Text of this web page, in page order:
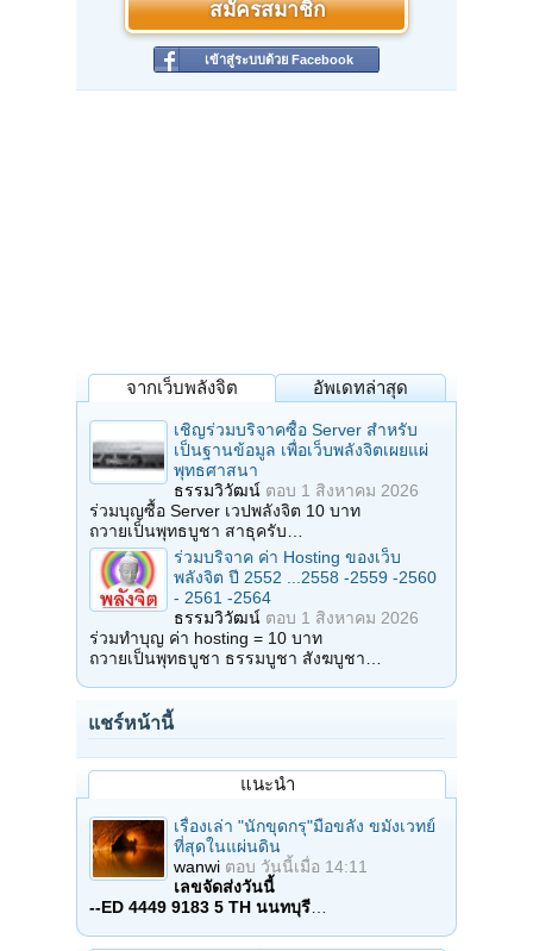
สมัครสมาชิก
เข้าสู่ระบบด้วย Facebook
จากเว็บพลังจิต อัพเดทล่าสุด
เชิญร่วมบริจาคซื้อ Server สำหรับ
เป็นฐานข้อมูล เพื่อเว็บพลังจิตเผยแผ่
พุทธศาสนา
ธรรมวิวัฒน์ ตอบ 1 สิงหาคม 2026
ร่วมบุญซื้อ Server เวปพลังจิต 10 บาท
ถวายเป็นพุทธบูชา สาธุครับ…
ร่วมบริจาค ค่า Hosting ของเว็บ
พลังจิต ปี 2552 ...2558 -2559 -2560
- 2561 -2564
ธรรมวิวัฒน์ ตอบ 1 สิงหาคม 2026
ร่วมทำบุญ ค่า hosting = 10 บาท
ถวายเป็นพุทธบูชา ธรรมบูชา สังฆบูชา…
แชร์หน้านี้
แนะนำ
เรื่องเล่า "นักขุดกรุ"มือขลัง ขมังเวทย์
ที่สุดในแผ่นดิน
wanwi ตอบ วันนี้เมื่อ 14:11
เลขจัดส่งวันนี้
--ED 4449 9183 5 TH นนทบุรี